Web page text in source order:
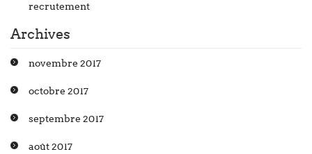
recrutement
Archives
novembre 2017
octobre 2017
septembre 2017
août 2017